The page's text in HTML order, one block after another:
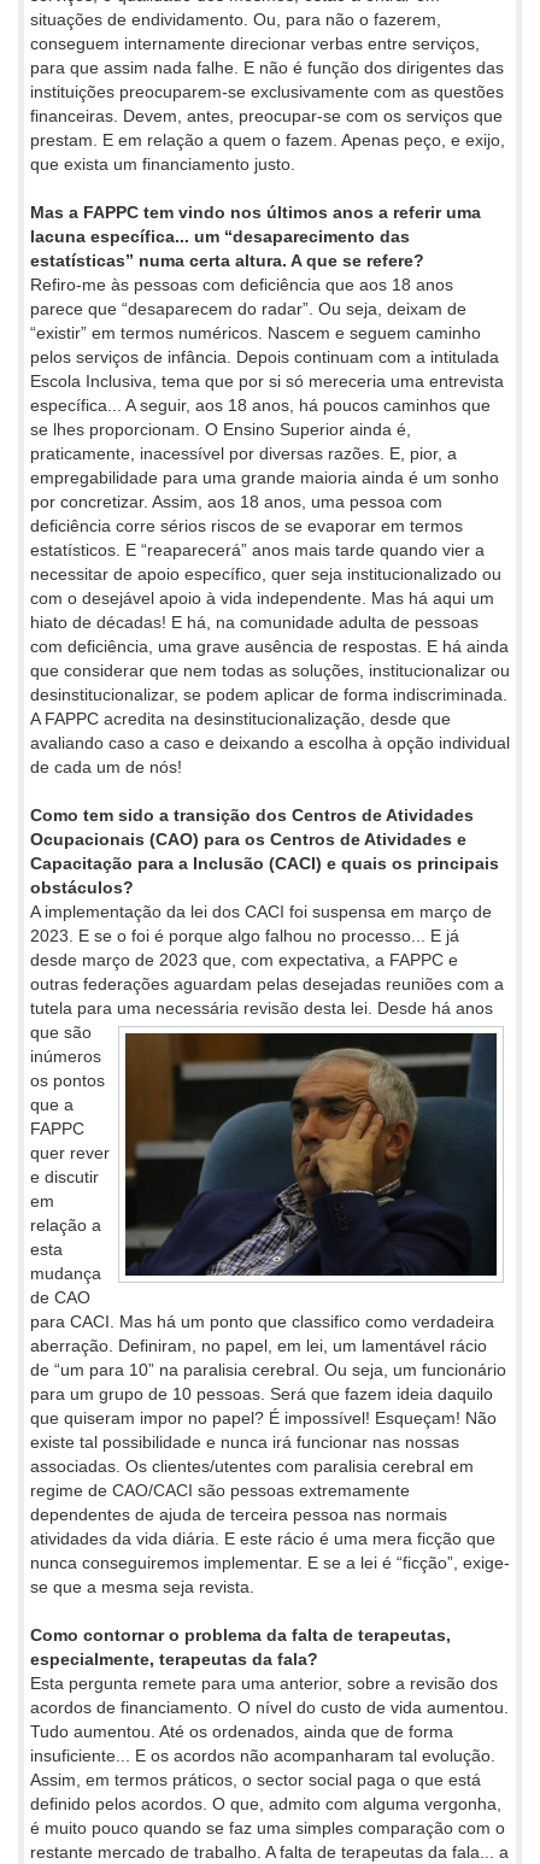
situações de endividamento. Ou, para não o fazerem,
conseguem internamente direcionar verbas entre serviços,
para que assim nada falhe. E não é função dos dirigentes das
instituições preocuparem-se exclusivamente com as questões
financeiras. Devem, antes, preocupar-se com os serviços que
prestam. E em relação a quem o fazem. Apenas peço, e exijo,
que exista um financiamento justo.
Mas a FAPPC tem vindo nos últimos anos a referir uma
lacuna específica... um “desaparecimento das
estatísticas” numa certa altura. A que se refere?
Refiro-me às pessoas com deficiência que aos 18 anos
parece que “desaparecem do radar”. Ou seja, deixam de
“existir” em termos numéricos. Nascem e seguem caminho
pelos serviços de infância. Depois continuam com a intitulada
Escola Inclusiva, tema que por si só mereceria uma entrevista
específica... A seguir, aos 18 anos, há poucos caminhos que
se lhes proporcionam. O Ensino Superior ainda é,
praticamente, inacessível por diversas razões. E, pior, a
empregabilidade para uma grande maioria ainda é um sonho
por concretizar. Assim, aos 18 anos, uma pessoa com
deficiência corre sérios riscos de se evaporar em termos
estatísticos. E “reaparecerá” anos mais tarde quando vier a
necessitar de apoio específico, quer seja institucionalizado ou
com o desejável apoio à vida independente. Mas há aqui um
hiato de décadas! E há, na comunidade adulta de pessoas
com deficiência, uma grave ausência de respostas. E há ainda
que considerar que nem todas as soluções, institucionalizar ou
desinstitucionalizar, se podem aplicar de forma indiscriminada.
A FAPPC acredita na desinstitucionalização, desde que
avaliando caso a caso e deixando a escolha à opção individual
de cada um de nós!
Como tem sido a transição dos Centros de Atividades
Ocupacionais (CAO) para os Centros de Atividades e
Capacitação para a Inclusão (CACI) e quais os principais
obstáculos?
A implementação da lei dos CACI foi suspensa em março de
2023. E se o foi é porque algo falhou no processo... E já
desde março de 2023 que, com expectativa, a FAPPC e
outras federações aguardam pelas desejadas reuniões com a
tutela para uma necessária revisão desta lei. Desde há anos
que são
inúmeros
os pontos
que a
FAPPC
quer rever
e discutir
em
relação a
esta
mudança
de CAO
para CACI. Mas há um ponto que classifico como verdadeira
aberração. Definiram, no papel, em lei, um lamentável rácio
de “um para 10” na paralisia cerebral. Ou seja, um funcionário
para um grupo de 10 pessoas. Será que fazem ideia daquilo
que quiseram impor no papel? É impossível! Esqueçam! Não
existe tal possibilidade e nunca irá funcionar nas nossas
associadas. Os clientes/utentes com paralisia cerebral em
regime de CAO/CACI são pessoas extremamente
dependentes de ajuda de terceira pessoa nas normais
atividades da vida diária. E este rácio é uma mera ficção que
nunca conseguiremos implementar. E se a lei é “ficção”, exige-
se que a mesma seja revista.
Como contornar o problema da falta de terapeutas,
especialmente, terapeutas da fala?
Esta pergunta remete para uma anterior, sobre a revisão dos
acordos de financiamento. O nível do custo de vida aumentou.
Tudo aumentou. Até os ordenados, ainda que de forma
insuficiente... E os acordos não acompanharam tal evolução.
Assim, em termos práticos, o sector social paga o que está
definido pelos acordos. O que, admito com alguma vergonha,
é muito pouco quando se faz uma simples comparação com o
restante mercado de trabalho. A falta de terapeutas da fala... a